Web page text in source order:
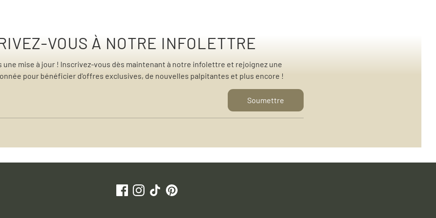
VOUS À NOTRE INFOLETTRE
une mise à jour ! Inscrivez-vous dès maintenant à notre infolettre et rejoignez une
pour bénéficier d'offres exclusives, de nouvelles palpitantes et plus encore !
Soumettre